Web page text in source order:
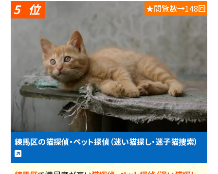
5 ★閲覧数→148回
練馬区の猫探偵・ペット探偵（迷い猫探し・迷子猫捜索）